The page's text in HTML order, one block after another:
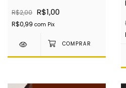
EBOOK
R$2,00 R$1,00
R$0,99 com Pix